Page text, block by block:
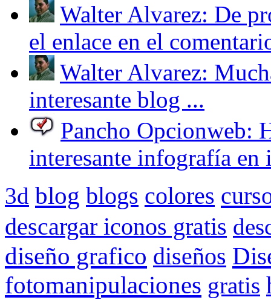
Walter Alvarez: De
el enlace en el
Walter Alvarez:
interesante blog ...
Pancho Opcionweb:
interesante infografía en
3d blog blogs colores
descargar iconos gratis
diseño grafico diseños
fotomanipulaciones gratis